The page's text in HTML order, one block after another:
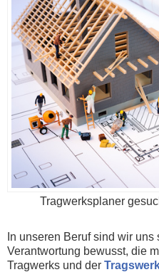
Tragwerksplaner
In unseren Beruf sind wir uns
Verantwortung bewusst, die
Tragwerks und der